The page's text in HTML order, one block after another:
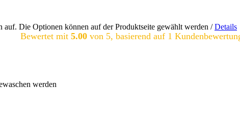
auf. Die Optionen können auf der Produktseite gewählt werden / Details
Bewertet mit 5.00von 5, basierend auf 1
werden